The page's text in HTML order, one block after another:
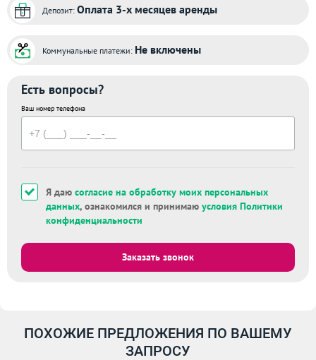
Депозит: Оплата 3-х месяцев аренды
Коммунальные платежи: Не включены
Есть вопросы?
Ваш номер телефона
Я даю согласие на обработку моих персональных
данных, ознакомился и принимаю условия Политики
конфиденциальности
Заказать звонок
ПОХОЖИЕ ПРЕДЛОЖЕНИЯ ПО ВАШЕМУ
ЗАПРОСУ